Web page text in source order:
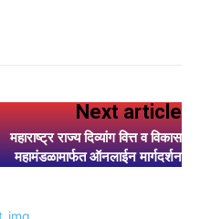
Next article
महाराष्ट्र राज्य दिव्यांग वित्त व विकास
महामंडळामार्फत ऑनलाईन मार्गदर्शन